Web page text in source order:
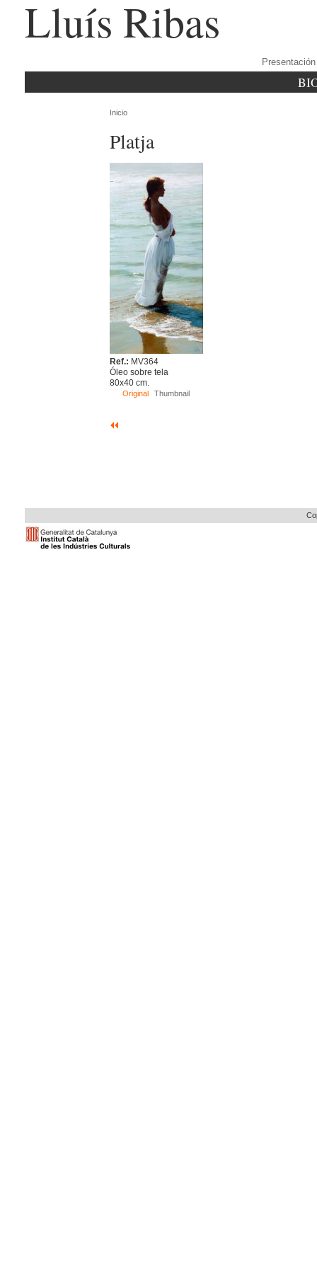
Lluís Ribas
Inicio
Platja
Ref.: MV364
Óleo sobre tela
80x40 cm.
Original Thumbnail
Presentación